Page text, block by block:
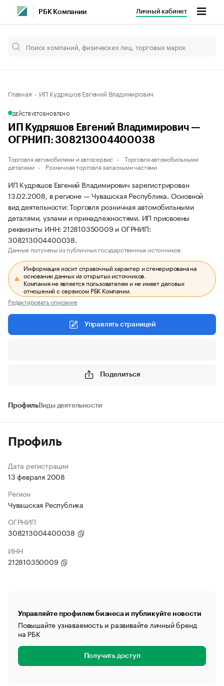
РБК Компании Личный кабинет
Главная ИП Кудряшов Евгений Владимирович
ДЕЙСТВУЕТОБНОВЛЕНО
ИП Кудряшов Евгений Владимирович —
ОГРНИП: 308213004400038
Торговля автомобилями и автосервис
Торговля автомобильными
деталями
Розничная торговля запасными частями
ИП Кудряшов Евгений Владимирович зарегистрирован
13.02.2008, в регионе — Чувашская Республика. Основной
вид деятельности: Торговля розничная автомобильными
деталями, узлами и принадлежностями. ИП присвоены
реквизиты ИНН: 212810350009 и ОГРНИП:
308213004400038.
Данные получены из публичных государственных источников.
Информация носит справочный характер и сгенерирована на
основании данных из открытых источников.
Компания не является пользователем и не имеет деловых
отношений с сервисом РБК Компании.
Редактировать описание
Управлять страницей
Поделиться
ПрофильВиды деятельности
Профиль
Дата регистрации
13 февраля 2008
Регион
Чувашская Республика
ОГРНИП
308213004400038
ИНН
212810350009
Управляйте профилем бизнеса и публикуйте новости
Повышайте узнаваемость и развивайте личный бренд
на РБК
Получить доступ